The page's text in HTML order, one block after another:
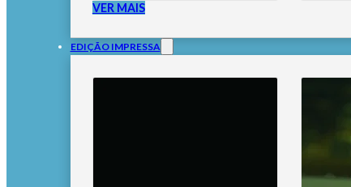
VER MAIS
EDIÇÃO IMPRESSA